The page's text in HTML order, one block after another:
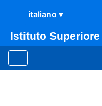
Istituto